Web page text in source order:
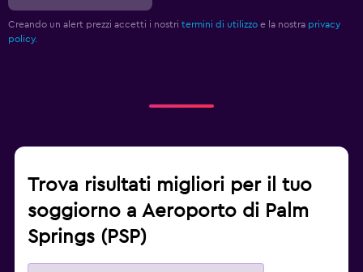
Creando un alert prezzi accetti i nostri termini di utilizzo e la nostra privacy
policy.
Trova risultati migliori per il tuo
soggiorno a Aeroporto di Palm
Springs (PSP)